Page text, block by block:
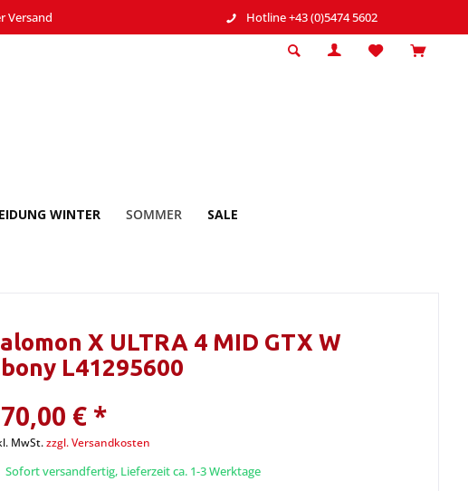
Versand Hotline +43 (0)5474 5602
WINTER SOMMER SALE
X ULTRA 4 MID GTX W
L41295600
€ *
MwSt.zzgl. Versandkosten
Sofort versandfertig, Lieferzeit ca. 1-3 Werktage